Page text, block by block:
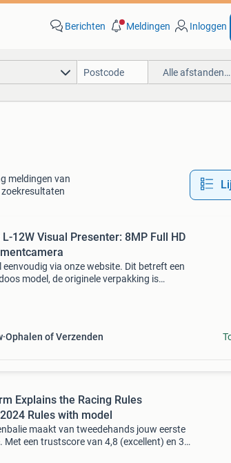
Berichten Meldingen Inloggen
Alle afstanden…
meldingen van
zoekresultaten
L-12W Visual Presenter: 8MP Full HD
eenvoudig via onze website. Dit betreft een
model, de originele verpakking is
Ophalen of Verzenden
Explains the Racing Rules
Rules with model
maakt van tweedehands jouw eerste
Met een trustscore van 4,8 (excellent) en 30